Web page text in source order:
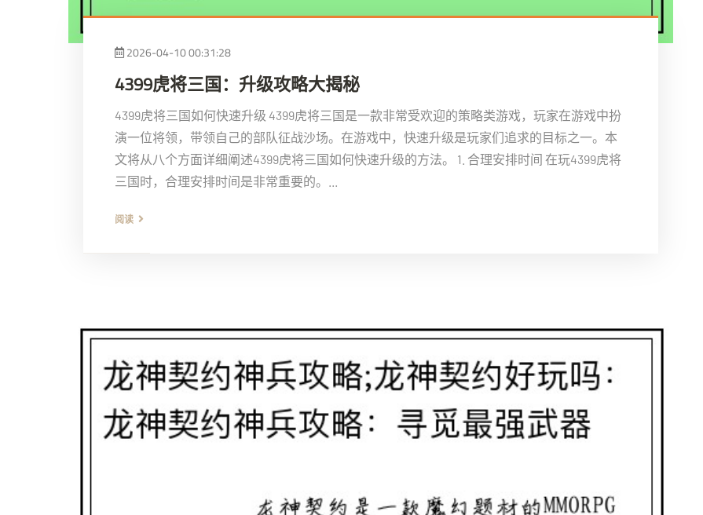
2026-04-10 00:31:28
4399虎将三国：升级攻略大揭秘
4399虎将三国如何快速升级 4399虎将三国是一款非常受欢迎的策略类游戏，玩家在游戏中扮
演一位将领，带领自己的部队征战沙场。在游戏中，快速升级是玩家们追求的目标之一。本
文将从八个方面详细阐述4399虎将三国如何快速升级的方法。 1. 合理安排时间 在玩4399虎将
三国时，合理安排时间是非常重要的。...
阅读